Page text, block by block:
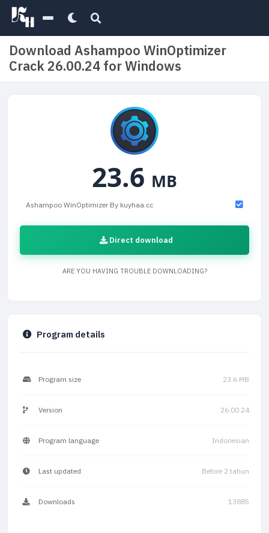
Download Ashampoo WinOptimizer
Crack 26.00.24 for Windows
23.6 MB
Ashampoo WinOptimizer By kuyhaa.cc
Direct download
ARE YOU HAVING TROUBLE DOWNLOADING?
Program details
Program size 23.6 MB
Version 26.00.24
Program language Indonesian
Last updated Before 2 tahun
Downloads 13885